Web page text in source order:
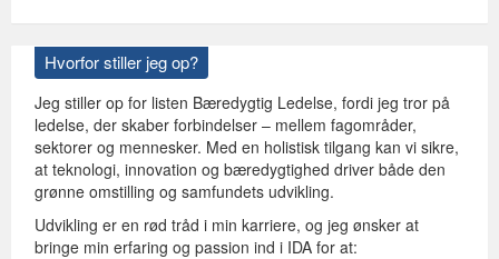
Hvorfor stiller jeg op?
Jeg stiller op for listen Bæredygtig Ledelse, fordi jeg tror på
ledelse, der skaber forbindelser – mellem fagområder,
sektorer og mennesker. Med en holistisk tilgang kan vi sikre,
at teknologi, innovation og bæredygtighed driver både den
grønne omstilling og samfundets udvikling.
Udvikling er en rød tråd i min karriere, og jeg ønsker at
bringe min erfaring og passion ind i IDA for at: